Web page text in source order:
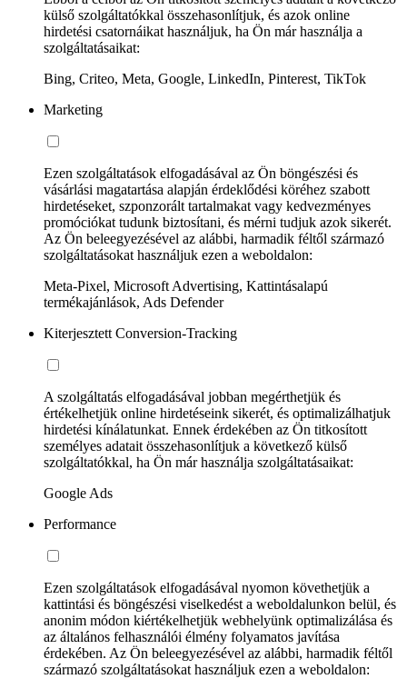
külső szolgáltatókkal összehasonlítjuk, és azok online
hirdetési csatornáikat használjuk, ha Ön már használja a
szolgáltatásaikat:
Bing, Criteo, Meta, Google, LinkedIn, Pinterest, TikTok
Marketing
Ezen szolgáltatások elfogadásával az Ön böngészési és
vásárlási magatartása alapján érdeklődési köréhez szabott
hirdetéseket, szponzorált tartalmakat vagy kedvezményes
promóciókat tudunk biztosítani, és mérni tudjuk azok sikerét.
Az Ön beleegyezésével az alábbi, harmadik féltől származó
szolgáltatásokat használjuk ezen a weboldalon:
Meta-Pixel, Microsoft Advertising, Kattintásalapú
termékajánlások, Ads Defender
Kiterjesztett Conversion-Tracking
A szolgáltatás elfogadásával jobban megérthetjük és
értékelhetjük online hirdetéseink sikerét, és optimalizálhatjuk
hirdetési kínálatunkat. Ennek érdekében az Ön titkosított
személyes adatait összehasonlítjuk a következő külső
szolgáltatókkal, ha Ön már használja szolgáltatásaikat:
Google Ads
Performance
Ezen szolgáltatások elfogadásával nyomon követhetjük a
kattintási és böngészési viselkedést a weboldalunkon belül, és
anonim módon kiértékelhetjük webhelyünk optimalizálása és
az általános felhasználói élmény folyamatos javítása
érdekében. Az Ön beleegyezésével az alábbi, harmadik féltől
származó szolgáltatásokat használjuk ezen a weboldalon: